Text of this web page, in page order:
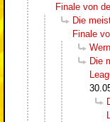
Finale von
Die
Finale
Die